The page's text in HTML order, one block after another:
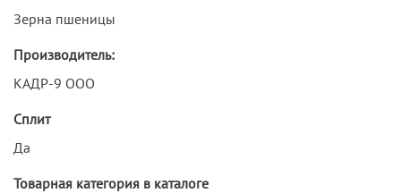
Зерна пшеницы
Производитель:
КАДР-9 ООО
Сплит
Да
Товарная категория в каталоге